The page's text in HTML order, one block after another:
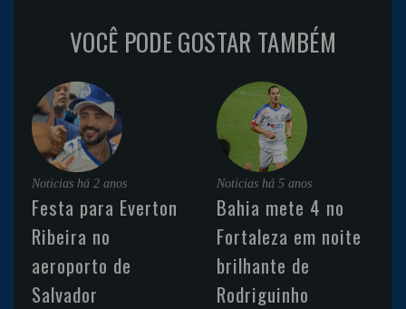
VOCÊ PODE GOSTAR TAMBÉM
Noticias há 2 anos
Festa para Everton
Ribeira no
aeroporto de
Salvador
Noticias há 5 anos
Bahia mete 4 no
Fortaleza em noite
brilhante de
Rodriguinho